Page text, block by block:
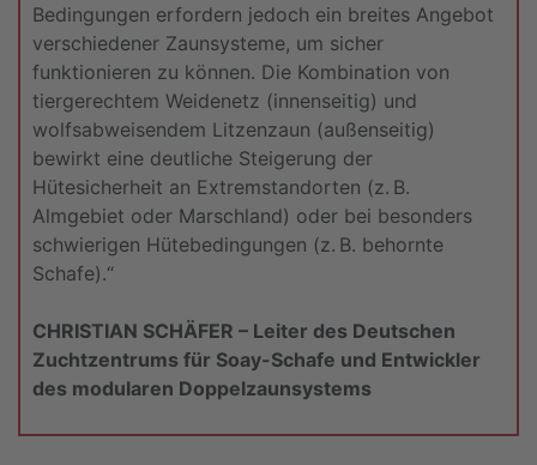
Bedingungen erfordern jedoch ein breites Angebot
verschiedener Zaunsysteme, um sicher
funktionieren zu können. Die Kombination von
tiergerechtem Weidenetz (innenseitig) und
wolfsabweisendem Litzenzaun (außenseitig)
bewirkt eine deutliche Steigerung der
Hütesicherheit an Extremstandorten (z. B.
Almgebiet oder Marschland) oder bei besonders
schwierigen Hütebedingungen (z. B. behornte
Schafe).“
CHRISTIAN SCHÄFER – Leiter des Deutschen
Zuchtzentrums für Soay-Schafe und Entwickler
des modularen Doppelzaunsystems